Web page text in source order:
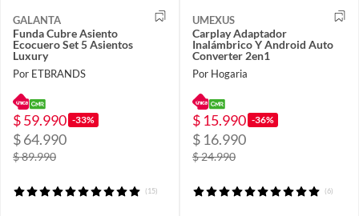
GALANTA
Funda Cubre Asiento
Ecocuero Set 5 Asientos
Luxury
Por ETBRANDS
$ 59.990 -33%
$ 64.990
$ 89.990
(15)
UMEXUS
Carplay Adaptador
Inalámbrico Y Android Auto
Converter 2en1
Por Hogaria
$ 15.990 -36%
$ 16.990
$ 24.990
(6)